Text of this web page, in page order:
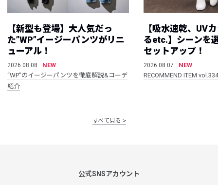
【新型も登場】大人気だっ
た”WP”イージーパンツがリニ
ューアル！
2026.08.08
NEW
“WP”のイージーパンツを徹底解説&コーデ
紹介
【吸水速乾、UV
るetc.】シーンを
セットアップ！
2026.08.07
NEW
RECOMMEND ITEM vol.334
すべて見る
公式SNSアカウント